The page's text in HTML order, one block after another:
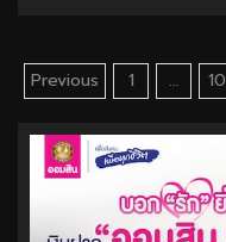
Posts
pagination
Previous 1 … 10